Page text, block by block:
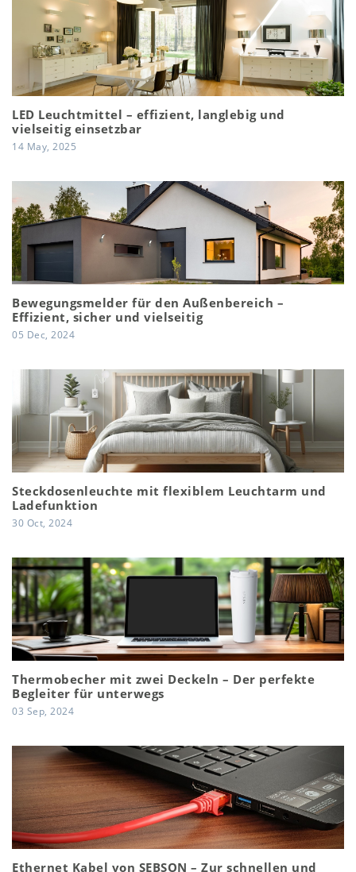
LED Leuchtmittel – effizient, langlebig und
vielseitig einsetzbar
14 May, 2025
Bewegungsmelder für den Außenbereich –
Effizient, sicher und vielseitig
05 Dec, 2024
Steckdosenleuchte mit flexiblem Leuchtarm und
Ladefunktion
30 Oct, 2024
Thermobecher mit zwei Deckeln – Der perfekte
Begleiter für unterwegs
03 Sep, 2024
Ethernet Kabel von SEBSON – Zur schnellen und